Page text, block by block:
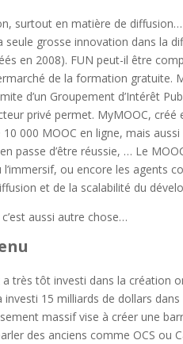
surtout en matière de
seule grosse innovation dans la
en 2008). FUN peut-il être
de la formation gratuite.
d’un Groupement d’Intérêt
privé permet. MyMOOC,
000 MOOC en ligne, mais
passe d’être réussie, … Le
ou encore les agents
et de la scalabilité du
aussi autre chose…
très tôt investi dans la création
15 milliards de dollars
massif vise à créer une
des anciens comme OCS ou